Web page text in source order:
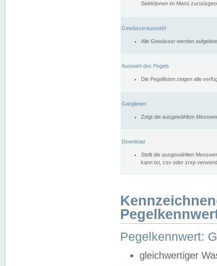
Selektionen im Menü
Gewässerauswahl
Alle Gewässer werden
Auswahl des Pegels
Die Pegellisten zeigen alle
Ganglinien
Zeigt die ausgewählten
Download
Stellt die ausgewählten
kann txt, csv oder zrxp
Pegelkennwert:
gleichwertiger